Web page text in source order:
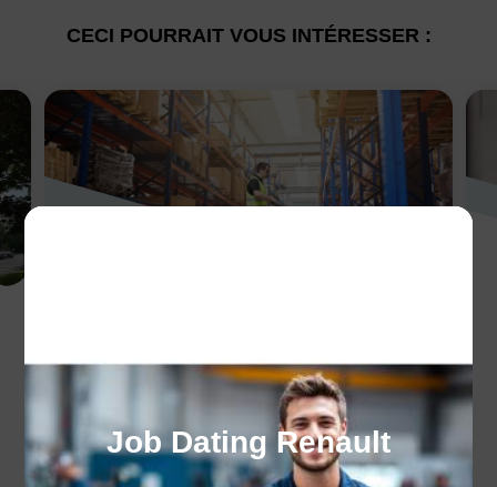
Job Dating Renault
CECI POURRAIT VOUS INTÉRESSER :
industrielles
Découvrez les formations industrielles
pour un avenir professionnel prometteur !